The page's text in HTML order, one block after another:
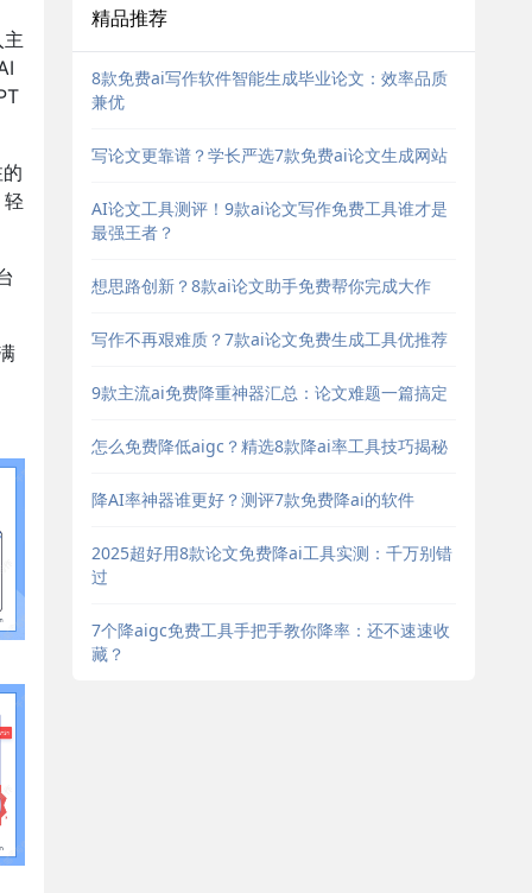
精品推荐
8款免费ai写作软件智能生成毕业论文：效率品质
兼优
写论文更靠谱？学长严选7款免费ai论文生成网站
AI论文工具测评！9款ai论文写作免费工具谁才是
最强王者？
想思路创新？8款ai论文助手免费帮你完成大作
写作不再艰难质？7款ai论文免费生成工具优推荐
9款主流ai免费降重神器汇总：论文难题一篇搞定
怎么免费降低aigc？精选8款降ai率工具技巧揭秘
降AI率神器谁更好？测评7款免费降ai的软件
2025超好用8款论文免费降ai工具实测：千万别错
过
7个降aigc免费工具手把手教你降率：还不速速收
藏？